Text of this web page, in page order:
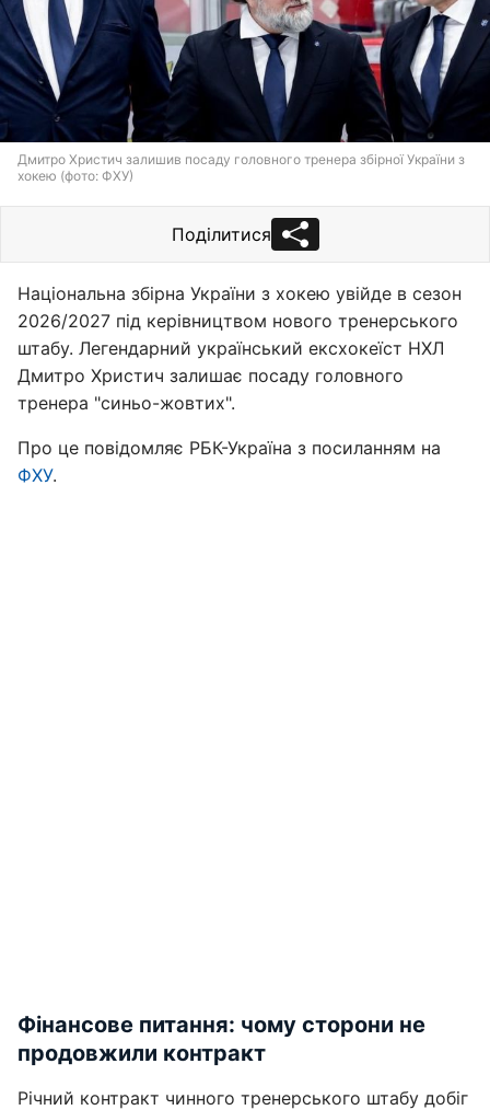
Дмитро Христич залишив посаду головного тренера збірної України з
хокею (фото: ФХУ)
Поділитися
Національна збірна України з хокею увійде в сезон
2026/2027 під керівництвом нового тренерського
штабу. Легендарний український ексхокеїст НХЛ
Дмитро Христич залишає посаду головного
тренера "синьо-жовтих".
Про це повідомляє РБК-Україна з посиланням на
ФХУ.
Фінансове питання: чому сторони не
продовжили контракт
Річний контракт чинного тренерського штабу добіг